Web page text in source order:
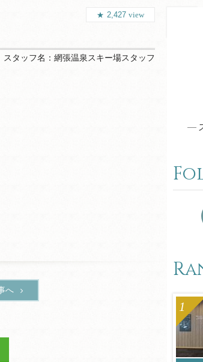
2,427 view
スタッフ名： 網張温泉スキー場スタッフ
へ